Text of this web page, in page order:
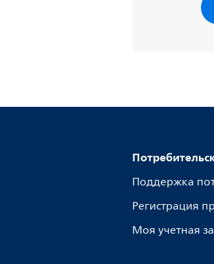
Поддержка
Регистрация
Моя учетная